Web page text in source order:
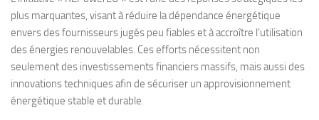
plus marquantes, visant à réduire la dépendance énergétique
envers des fournisseurs jugés peu fiables et à accroître l’utilisation
des énergies renouvelables. Ces efforts nécessitent non
seulement des investissements financiers massifs, mais aussi des
innovations techniques afin de sécuriser un approvisionnement
énergétique stable et durable.